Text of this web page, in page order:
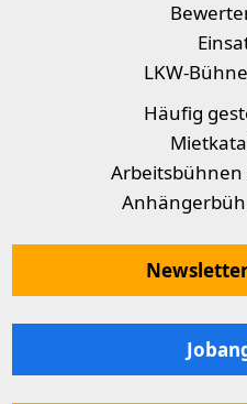
LKW-
Häufig